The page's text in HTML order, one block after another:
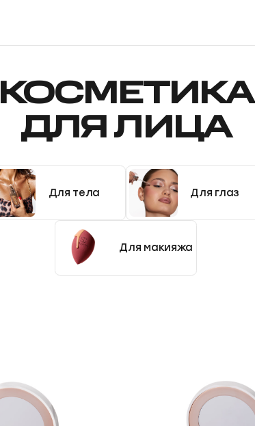
КОСМЕТИКА
ДЛЯ ЛИЦА
Для тела Для глаз
Для макияжа